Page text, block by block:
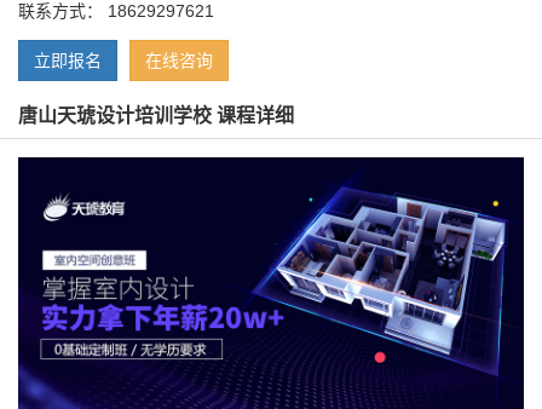
联系方式： 18629297621
立即报名 在线咨询
唐山天琥设计培训学校 课程详细